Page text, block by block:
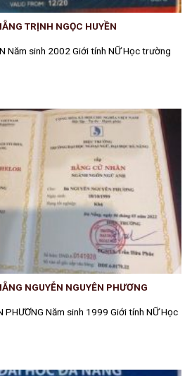
TRỊNH NGỌC HUYỀN
Năm sinh 2002 Giới tính NỮ Học trường
NGUYỄN NGUYÊN PHƯƠNG
PHƯƠNG Năm sinh 1999 Giới tính NỮ Học